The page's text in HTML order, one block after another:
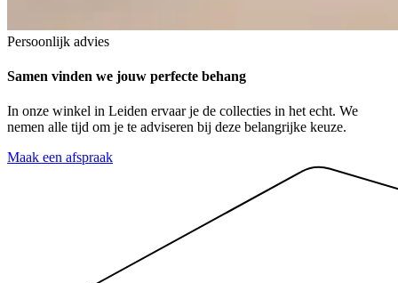
Persoonlijk advies
Samen vinden we jouw perfecte behang
In onze winkel in Leiden ervaar je de collecties in het echt. We
nemen alle tijd om je te adviseren bij deze belangrijke keuze.
Maak een afspraak